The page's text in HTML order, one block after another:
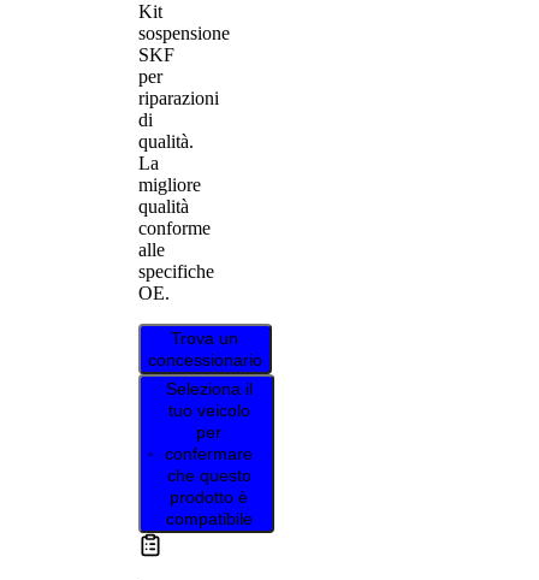
Kit
sospensione
SKF
per
riparazioni
di
qualità.
La
migliore
qualità
conforme
alle
specifiche
OE.
Trova un
concessionario
Seleziona il
tuo veicolo
per
confermare
che questo
prodotto è
compatibile